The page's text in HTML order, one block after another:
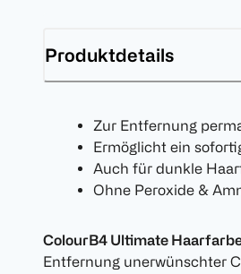
Produktdetails
Zur Entfernung
Ermöglicht ein
Auch für dunkle
Ohne Peroxide &
ColourB4 Ultimate
Entfernung unerwünschter